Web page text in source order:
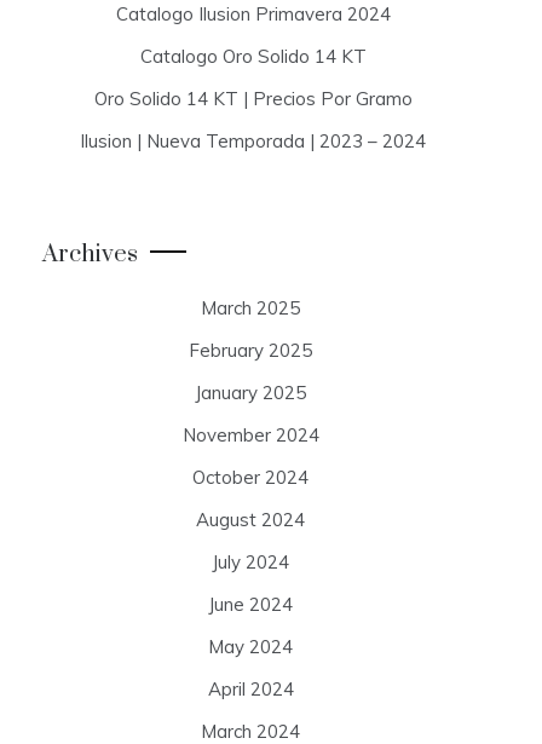
Catalogo Ilusion Primavera 2024
Catalogo Oro Solido 14 KT
Oro Solido 14 KT | Precios Por Gramo
Ilusion | Nueva Temporada | 2023 – 2024
Archives
March 2025
February 2025
January 2025
November 2024
October 2024
August 2024
July 2024
June 2024
May 2024
April 2024
March 2024